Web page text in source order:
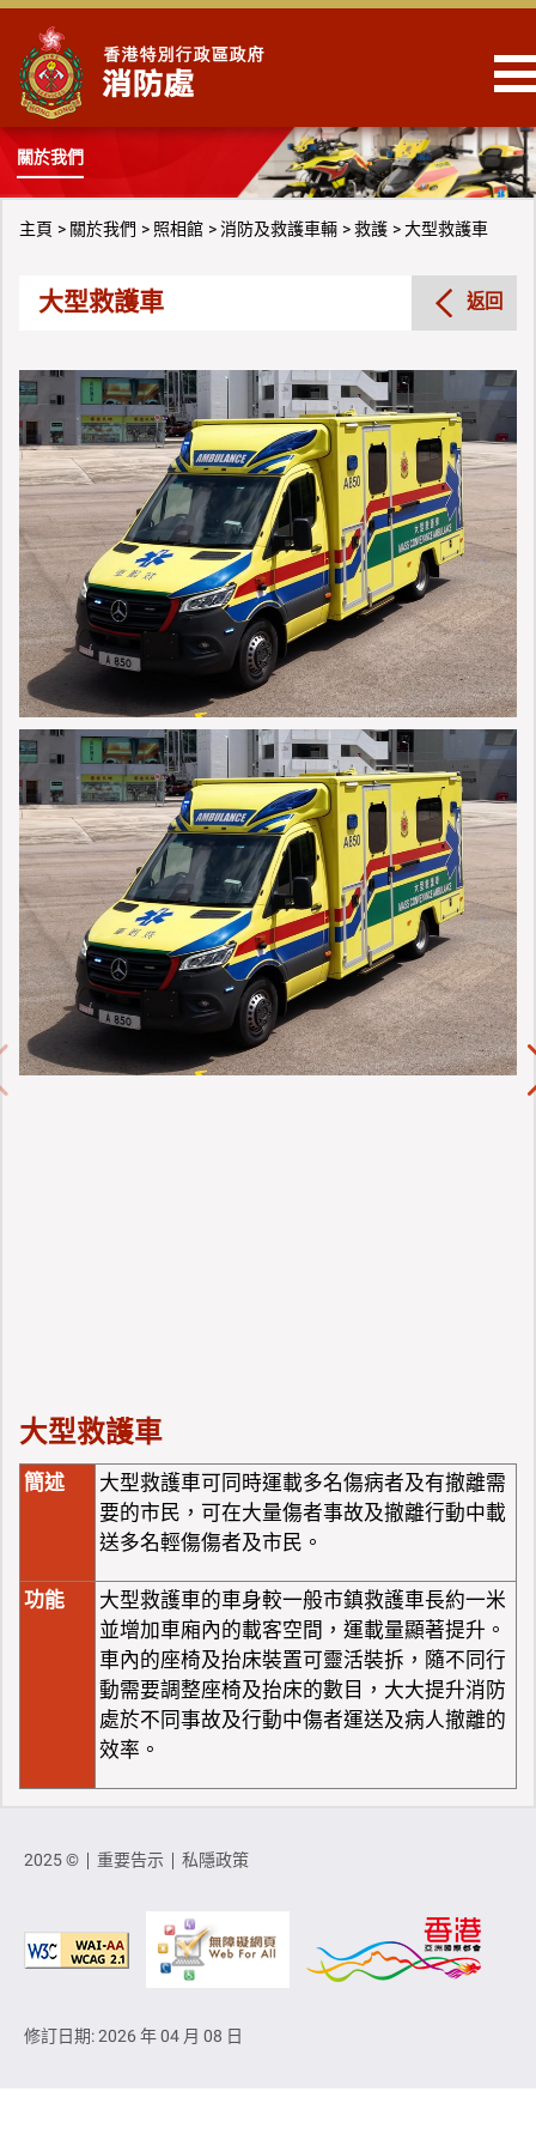
跳到內容
關於我們
主頁 關於我們 照相館 消防及救護車輛 救護 大型救護車
大型救護車 返回
大型救護車
簡述
大型救護車可同時運載多名傷病者及有撤離需
要的市民，可在大量傷者事故及撤離行動中載
送多名輕傷傷者及市民。
功能
大型救護車的車身較一般市鎮救護車長約一米
並增加車廂內的載客空間，運載量顯著提升。
車內的座椅及抬床裝置可靈活裝拆，隨不同行
動需要調整座椅及抬床的數目，大大提升消防
處於不同事故及行動中傷者運送及病人撤離的
效率。
2025 © 重要告示 私隱政策
修訂日期: 2026 年 04 月 08 日